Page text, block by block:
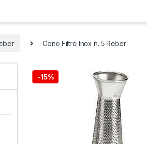
Cono Filtro Inox n. 5 Reber
-15%